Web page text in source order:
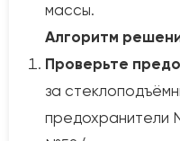
массы.
Алгоритм
Проверьте
за
предохранители